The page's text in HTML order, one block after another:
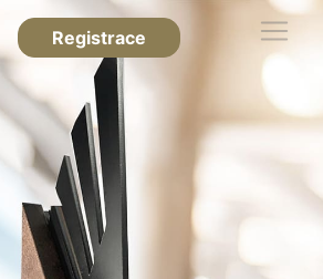
Registrace